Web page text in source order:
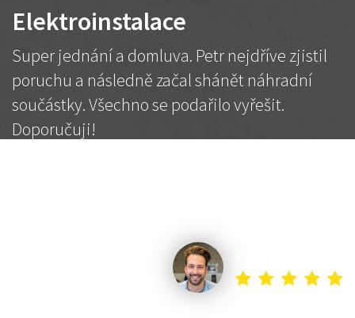
Elektroinstalace
Super jednání a domluva. Petr nejdříve zjistil
poruchu a následně začal shánět náhradní
součástky. Všechno se podařilo vyřešit.
Doporučuji!